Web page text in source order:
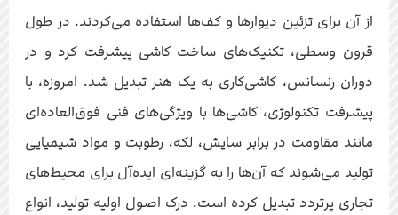
از آن برای تزئین دیوارها و کف‌ها استفاده می‌کردند. در طول
قرون وسطی، تکنیک‌های ساخت کاشی پیشرفت کرد و در
دوران رنسانس، کاشی‌کاری به یک هنر تبدیل شد. امروزه، با
پیشرفت تکنولوژی، کاشی‌ها با ویژگی‌های فنی فوق‌العاده‌ای
مانند مقاومت در برابر سایش، لکه، رطوبت و مواد شیمیایی
تولید می‌شوند که آن‌ها را به گزینه‌ای ایده‌آل برای محیط‌های
تجاری پرتردد تبدیل کرده است. درک اصول اولیه تولید، انواع